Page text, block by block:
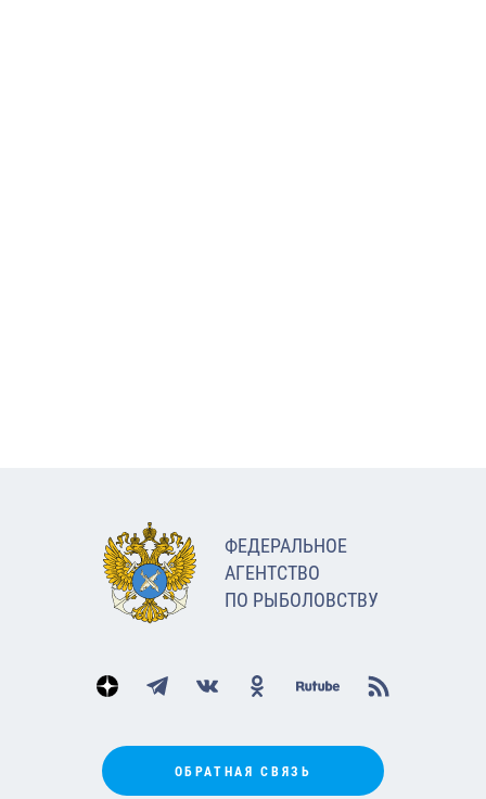
ФЕДЕРАЛЬНОЕ
АГЕНТСТВО
ПО РЫБОЛОВСТВУ
ОБРАТНАЯ СВЯЗЬ